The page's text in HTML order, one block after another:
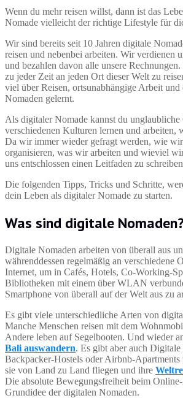
Wenn du mehr reisen willst, dann ist das
Nomade vielleicht der richtige Lifestyle für
Wir sind bereits seit 10 Jahren digitale
reisen und nebenbei arbeiten. Wir verdienen
und bezahlen davon alle unsere
zu jeder Zeit an jeden Ort dieser Welt zu
viel über Reisen, ortsunabhängige Arbeit
Nomaden gelernt.
Als digitaler Nomade kannst du unglaubliche
verschiedenen Kulturen lernen und arbeiten,
Da wir immer wieder gefragt werden, wie
organisieren, was wir arbeiten und wieviel
uns entschlossen einen Leitfaden zu
Die folgenden Tipps, Tricks und Schritte,
dein Leben als digitaler Nomade zu starten.
Was sind digitale
Digitale Nomaden arbeiten von überall aus
währenddessen regelmäßig an verschiedene
Internet, um in Cafés, Hotels, Co-Working-
Bibliotheken mit einem über WLAN
Smartphone von überall auf der Welt aus zu
Es gibt viele unterschiedliche Arten von
Manche Menschen reisen mit dem
Andere leben auf Segelbooten. Und wieder
Bali auswandern. Es gibt aber auch
Backpacker-Hostels oder Airbnb-Apartments
sie von Land zu Land fliegen und ihre
Die absolute Bewegungsfreiheit beim
Grundidee der digitalen Nomaden.